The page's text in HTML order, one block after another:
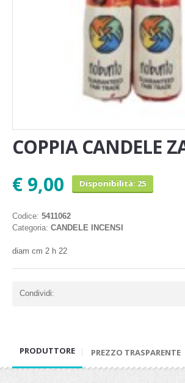
COPPIA CANDELE
€ 9,00
Disponibilità: 25
Codice: 5411062
Categoria: CANDELE INCENSI
diam cm 2 h 22
Condividi:
PRODUTTORE PREZZO TRASPARENTE